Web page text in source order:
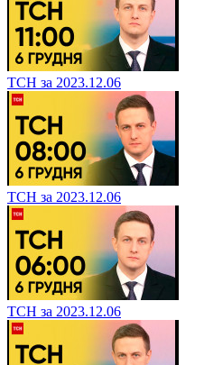
ТСН за 2023.12.06
ТСН за 2023.12.06
ТСН за 2023.12.06